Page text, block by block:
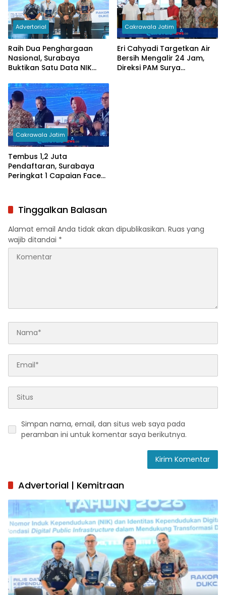
Advertorial
Raih Dua Penghargaan
Nasional, Surabaya
Buktikan Satu Data NIK
Ekonomi
Cakrawala Jatim
Eri Cahyadi Targetkan Air
Bersih Mengalir 24 Jam,
Direksi PAM Surya
Cakrawala Jatim
Tembus 1,2 Juta
Pendaftaran, Surabaya
Peringkat 1 Capaian Face
Tinggalkan Balasan
Alamat email Anda tidak akan dipublikasikan. Ruas yang
wajib ditandai *
Simpan nama, email, dan situs web saya pada
peramban ini untuk komentar saya berikutnya.
Advertorial | Kemitraan